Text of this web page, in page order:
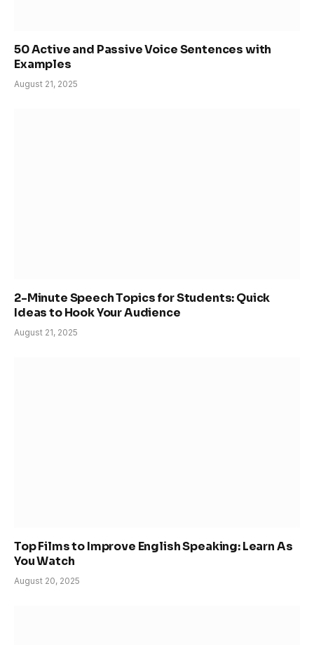
50 Active and Passive Voice Sentences with
Examples
August 21, 2025
2-Minute Speech Topics for Students: Quick
Ideas to Hook Your Audience
August 21, 2025
Top Films to Improve English Speaking: Learn As
You Watch
August 20, 2025